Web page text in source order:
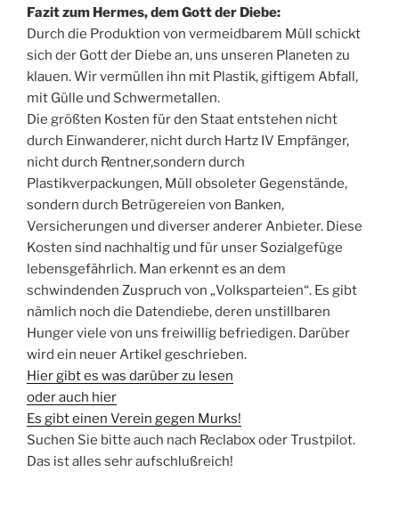
Fazit zum Hermes, dem Gott der Diebe:
Durch die Produktion von vermeidbarem Müll schickt
sich der Gott der Diebe an, uns unseren Planeten zu
klauen. Wir vermüllen ihn mit Plastik, giftigem Abfall,
mit Gülle und Schwermetallen.
Die größten Kosten für den Staat entstehen nicht
durch Einwanderer, nicht durch Hartz IV Empfänger,
nicht durch Rentner,sondern durch
Plastikverpackungen, Müll obsoleter Gegenstände,
sondern durch Betrügereien von Banken,
Versicherungen und diverser anderer Anbieter. Diese
Kosten sind nachhaltig und für unser Sozialgefüge
lebensgefährlich. Man erkennt es an dem
schwindenden Zuspruch von „Volksparteien“. Es gibt
nämlich noch die Datendiebe, deren unstillbaren
Hunger viele von uns freiwillig befriedigen. Darüber
wird ein neuer Artikel geschrieben.
Hier gibt es was darüber zu lesen
oder auch hier
Es gibt einen Verein gegen Murks!
Suchen Sie bitte auch nach Reclabox oder Trustpilot.
Das ist alles sehr aufschlußreich!